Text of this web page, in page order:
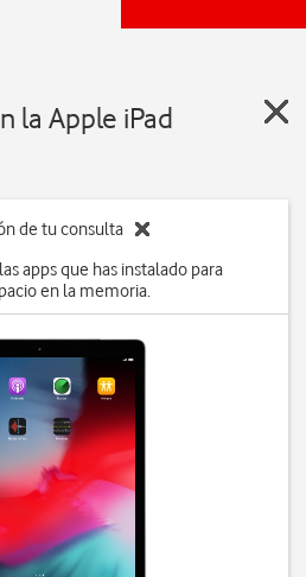
la Apple iPad
de tu consulta
apps que has instalado para
en la memoria.